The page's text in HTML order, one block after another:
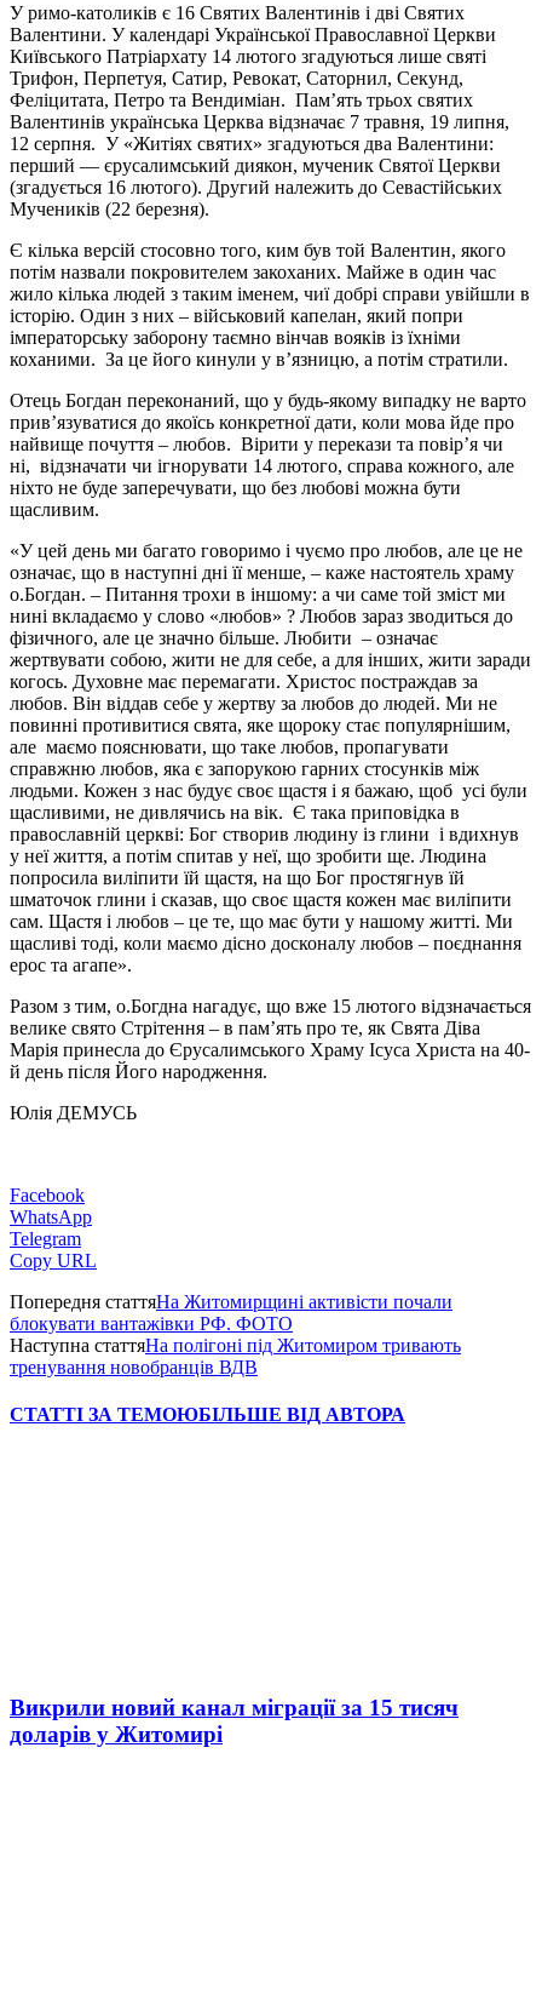
У римо-католиків є 16 Святих Валентинів і дві Святих
Валентини. У календарі Української Православної Церкви
Київського Патріархату 14 лютого згадуються лише святі
Трифон, Перпетуя, Сатир, Ревокат, Саторнил, Секунд,
Феліцитата, Петро та Вендиміан. Пам’ять трьох святих
Валентинів українська Церква відзначає 7 травня, 19 липня,
12 серпня. У «Житіях святих» згадуються два Валентини:
перший — єрусалимський диякон, мученик Святої Церкви
(згадується 16 лютого). Другий належить до Севастійських
Мучеників (22 березня).
Є кілька версій стосовно того, ким був той Валентин, якого
потім назвали покровителем закоханих. Майже в один час
жило кілька людей з таким іменем, чиї добрі справи увійшли в
історію. Один з них – військовий капелан, який попри
імператорську заборону таємно вінчав вояків із їхніми
коханими. За це його кинули у в’язницю, а потім стратили.
Отець Богдан переконаний, що у будь-якому випадку не варто
прив’язуватися до якоїсь конкретної дати, коли мова йде про
найвище почуття – любов. Вірити у перекази та повір’я чи
ні, відзначати чи ігнорувати 14 лютого, справа кожного, але
ніхто не буде заперечувати, що без любові можна бути
щасливим.
«У цей день ми багато говоримо і чуємо про любов, але це не
означає, що в наступні дні її менше, – каже настоятель храму
о.Богдан. – Питання трохи в іншому: а чи саме той зміст ми
нині вкладаємо у слово «любов» ? Любов зараз зводиться до
фізичного, але це значно більше. Любити – означає
жертвувати собою, жити не для себе, а для інших, жити заради
когось. Духовне має перемагати. Христос постраждав за
любов. Він віддав себе у жертву за любов до людей. Ми не
повинні противитися свята, яке щороку стає популярнішим,
але маємо пояснювати, що таке любов, пропагувати
справжню любов, яка є запорукою гарних стосунків між
людьми. Кожен з нас будує своє щастя і я бажаю, щоб усі були
щасливими, не дивлячись на вік. Є така приповідка в
православній церкві: Бог створив людину із глини і вдихнув
у неї життя, а потім спитав у неї, що зробити ще. Людина
попросила виліпити їй щастя, на що Бог простягнув їй
шматочок глини і сказав, що своє щастя кожен має виліпити
сам. Щастя і любов – це те, що має бути у нашому житті. Ми
щасливі тоді, коли маємо дісно досконалу любов – поєднання
ерос та агапе».
Разом з тим, о.Богдна нагадує, що вже 15 лютого відзначається
велике свято Стрітення – в пам’ять про те, як Свята Діва
Марія принесла до Єрусалимського Храму Ісуса Христа на 40-
й день після Його народження.
Юлія ДЕМУСЬ
Facebook
WhatsApp
Telegram
Copy URL
Попередня статтяНа Житомирщині активісти почали
блокувати вантажівки РФ. ФОТО
Наступна статтяНа полігоні під Житомиром тривають
тренування новобранців ВДВ
СТАТТІ ЗА ТЕМОЮБІЛЬШЕ ВІД АВТОРА
Викрили новий канал міграції за 15 тисяч
доларів у Житомирі